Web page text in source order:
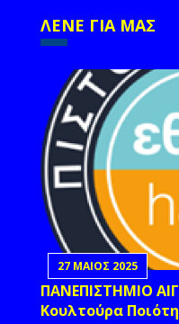
ΛΕΝΕ ΓΙΑ ΜΑΣ
27 ΜΑΙΟΣ 2025
ΠΑΝΕΠΙΣΤΗΜΙΟ
Κουλτούρα